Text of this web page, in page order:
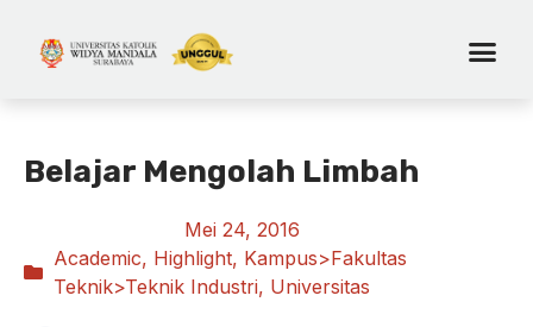
Belajar Mengolah Limbah
Mei 24, 2016
Academic, Highlight, Kampus>Fakultas
Teknik>Teknik Industri, Universitas